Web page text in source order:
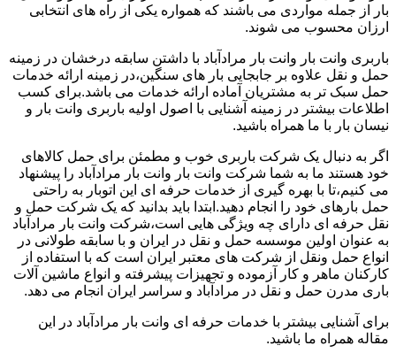
بار از جمله مواردی می باشند که همواره یکی از راه های انتخابی
ارزان محسوب می شوند.
باربری وانت بار وانت بار مرادآباد با داشتن سابقه درخشان در زمینه
حمل و نقل علاوه بر جابجایی بار های سنگین،در زمینه ارائه خدمات
حمل سبک تر به مشتریان آماده ارائه خدمات می باشد.برای کسب
اطلاعات بیشتر در زمینه آشنایی با اصول اولیه باربری وانت بار و
نیسان بار با ما همراه باشید.
اگر به دنبال یک شرکت باربری خوب و مطمئن برای حمل کالاهای
خود هستند ما به شما شرکت وانت بار وانت بار مرادآباد را پیشنهاد
می کنیم،تا با بهره گیری از خدمات حرفه ای این اتوبار به راحتی
حمل بارهای خود را انجام دهید.ابتدا باید بدانید که یک شرکت حمل و
نقل حرفه ای دارای چه ویژگی هایی است،شرکت وانت بار مرادآباد
به عنوان اولین موسسه حمل و نقل در ایران و با سابقه طولانی در
انواع حمل ونقل از شرکت های معتبر ایران است که با استفاده از
کارکنان ماهر و کار آزموده و تجهیزات پیشرفته و انواع ماشین آلات
باری مدرن حمل و نقل در مرادآباد و سراسر ایران انجام می دهد.
برای آشنایی بیشتر با خدمات حرفه ای وانت بار مرادآباد در این
مقاله همراه ما باشید.